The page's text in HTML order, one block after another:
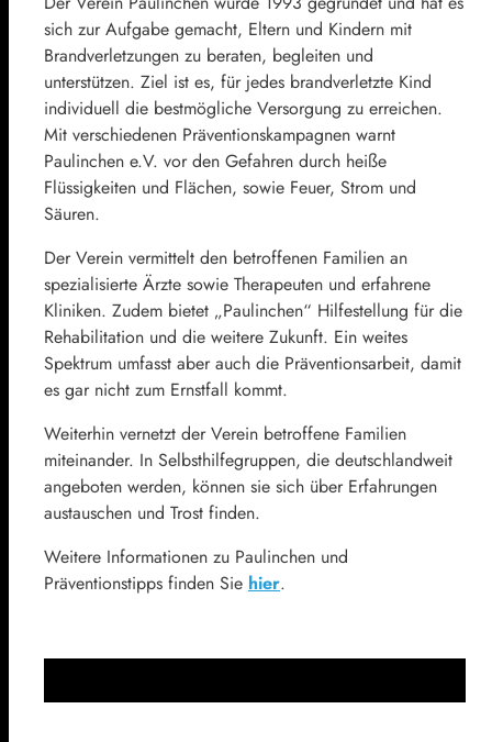
sich zur Aufgabe gemacht, Eltern und Kindern mit
Brandverletzungen zu beraten, begleiten und
unterstützen. Ziel ist es, für jedes brandverletzte Kind
individuell die bestmögliche Versorgung zu erreichen.
Mit verschiedenen Präventionskampagnen warnt
Paulinchen e.V. vor den Gefahren durch heiße
Flüssigkeiten und Flächen, sowie Feuer, Strom und
Säuren.
Der Verein vermittelt den betroffenen Familien an
spezialisierte Ärzte sowie Therapeuten und erfahrene
Kliniken. Zudem bietet „Paulinchen“ Hilfestellung für die
Rehabilitation und die weitere Zukunft. Ein weites
Spektrum umfasst aber auch die Präventionsarbeit, damit
es gar nicht zum Ernstfall kommt.
Weiterhin vernetzt der Verein betroffene Familien
miteinander. In Selbsthilfegruppen, die deutschlandweit
angeboten werden, können sie sich über Erfahrungen
austauschen und Trost finden.
Weitere Informationen zu Paulinchen und
Präventionstipps finden Sie hier.